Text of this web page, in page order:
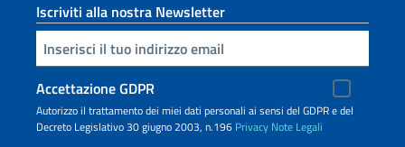
Iscriviti alla nostra Newsletter
Inserisci la tua email
Accettazione GDPR
Autorizzo il trattamento dei miei dati personali ai sensi del GDPR e del
Decreto Legislativo 30 giugno 2003, n.196 Privacy Note Legali